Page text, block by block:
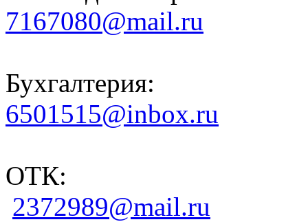
7167080@mail.ru
Бухгалтерия:
6501515@inbox.ru
ОТК:
2372989@mail.ru